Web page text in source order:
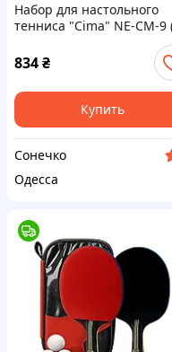
Набор для настольного
тенниса "Cima" NE-CM-9
ракетки, 3 шарика,
SUNNY
834₴
Купить
Сонечко
Одесса